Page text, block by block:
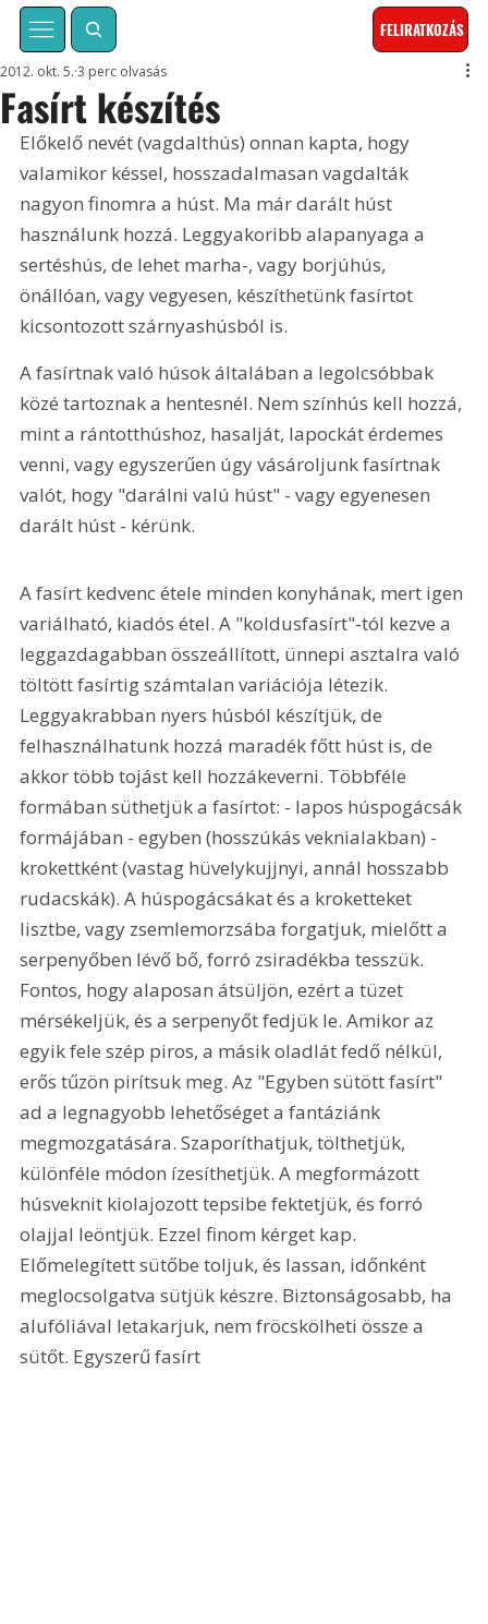
FELIRATKOZÁS
Fasírt készítés
2012. okt. 5. 3 perc olvasás
Előkelő nevét (vagdalthús) onnan kapta, hogy
valamikor késsel, hosszadalmasan vagdalták
nagyon finomra a húst. Ma már darált húst
használunk hozzá. Leggyakoribb alapanyaga a
sertéshús, de lehet marha-, vagy borjúhús,
önállóan, vagy vegyesen, készíthetünk fasírtot
kicsontozott szárnyashúsból is.
A fasírtnak való húsok általában a legolcsóbbak
közé tartoznak a hentesnél. Nem színhús kell hozzá,
mint a rántotthúshoz, hasalját, lapockát érdemes
venni, vagy egyszerűen úgy vásároljunk fasírtnak
valót, hogy "darálni valú húst" - vagy egyenesen
darált húst - kérünk.
A fasírt kedvenc étele minden konyhának, mert igen
variálható, kiadós étel. A "koldusfasírt"-tól kezve a
leggazdagabban összeállított, ünnepi asztalra való
töltött fasírtig számtalan variációja létezik.
Leggyakrabban nyers húsból készítjük, de
felhasználhatunk hozzá maradék főtt húst is, de
akkor több tojást kell hozzákeverni. Többféle
formában süthetjük a fasírtot: - lapos húspogácsák
formájában - egyben (hosszúkás veknialakban) -
krokettként (vastag hüvelykujjnyi, annál hosszabb
rudacskák). A húspogácsákat és a kroketteket
lisztbe, vagy zsemlemorzsába forgatjuk, mielőtt a
serpenyőben lévő bő, forró zsiradékba tesszük.
Fontos, hogy alaposan átsüljön, ezért a tüzet
mérsékeljük, és a serpenyőt fedjük le. Amikor az
egyik fele szép piros, a másik oladlát fedő nélkül,
erős tűzön pirítsuk meg. Az "Egyben sütött fasírt"
ad a legnagyobb lehetőséget a fantáziánk
megmozgatására. Szaporíthatjuk, tölthetjük,
különféle módon ízesíthetjük. A megformázott
húsveknit kiolajozott tepsibe fektetjük, és forró
olajjal leöntjük. Ezzel finom kérget kap.
Előmelegített sütőbe toljuk, és lassan, időnként
meglocsolgatva sütjük készre. Biztonságosabb, ha
alufóliával letakarjuk, nem fröcskölheti össze a
sütőt. Egyszerű fasírt